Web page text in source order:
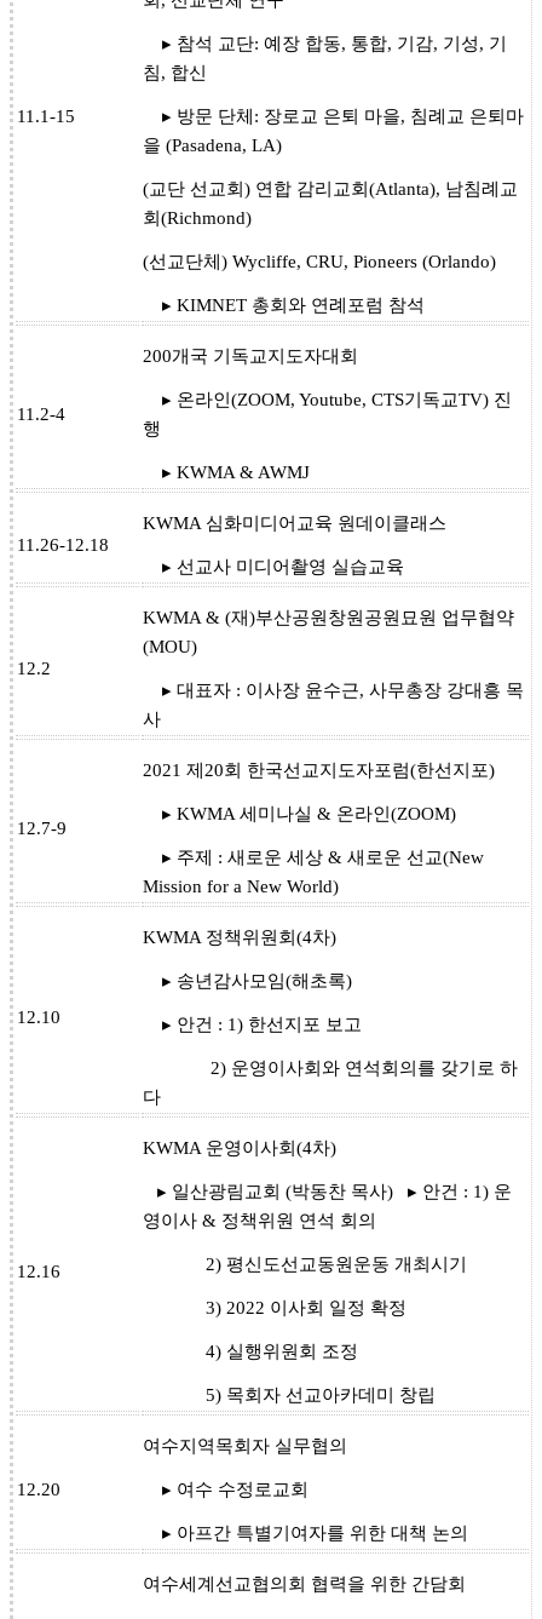
11.1-15
▸ 참석 교단: 예장 합동, 통합, 기감, 기성, 기
침, 합신
▸ 방문 단체: 장로교 은퇴 마을, 침례교 은퇴마
을 (Pasadena, LA)
(교단 선교회) 연합 감리교회(Atlanta), 남침례교
회(Richmond)
(선교단체) Wycliffe, CRU, Pioneers (Orlando)
▸ KIMNET 총회와 연례포럼 참석
11.2-4
200개국 기독교지도자대회
▸ 온라인(ZOOM, Youtube, CTS기독교TV) 진
행
▸ KWMA & AWMJ
11.26-12.18
KWMA 심화미디어교육 원데이클래스
▸ 선교사 미디어촬영 실습교육
12.2
KWMA & (재)부산공원창원공원묘원 업무협약
(MOU)
▸ 대표자 : 이사장 윤수근, 사무총장 강대흥 목
사
12.7-9
2021 제20회 한국선교지도자포럼(한선지포)
▸ KWMA 세미나실 & 온라인(ZOOM)
▸ 주제 : 새로운 세상 & 새로운 선교(New
Mission for a New World)
12.10
KWMA 정책위원회(4차)
▸ 송년감사모임(해초록)
▸ 안건 : 1) 한선지포 보고
2) 운영이사회와 연석회의를 갖기로 하
다
12.16
KWMA 운영이사회(4차)
▸ 일산광림교회 (박동찬 목사) ▸ 안건 : 1) 운
영이사 & 정책위원 연석 회의
2) 평신도선교동원운동 개최시기
3) 2022 이사회 일정 확정
4) 실행위원회 조정
5) 목회자 선교아카데미 창립
12.20
여수지역목회자 실무협의
▸ 여수 수정로교회
▸ 아프간 특별기여자를 위한 대책 논의
여수세계선교협의회 협력을 위한 간담회